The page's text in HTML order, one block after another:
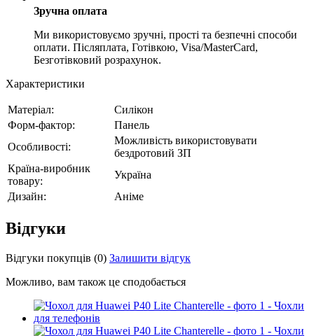
Зручна оплата
Ми використовуємо зручні, прості та безпечні способи
оплати. Післяплата, Готівкою, Visa/MasterCard,
Безготівковий розрахунок.
Характеристики
Матеріал:
Силікон
Форм-фактор:
Панель
Особливості:
Можливість використовувати
бездротовий ЗП
Країна-виробник
товару:
Україна
Дизайн:
Аніме
Відгуки
Відгуки покупців (0) Залишити відгук
Можливо, вам також це сподобається